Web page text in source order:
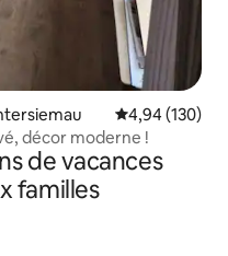
Évaluation
4,94 (130)
décor moderne !
de vacances
familles